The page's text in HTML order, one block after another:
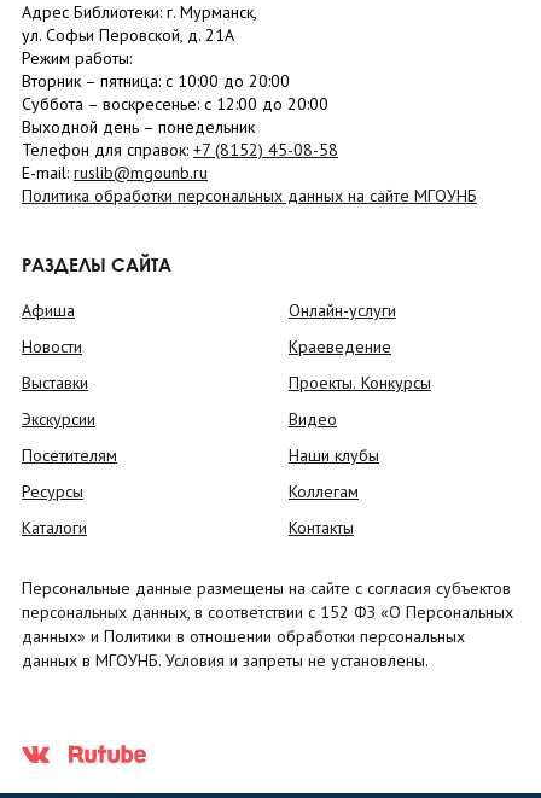
Адрес Библиотеки: г. Мурманск,
ул. Софьи Перовской, д. 21А
Режим работы:
Вторник – пятница: с 10:00 до 20:00
Суббота – воскресенье: c 12:00 до 20:00
Выходной день – понедельник
Телефон для справок: +7 (8152) 45-08-58
E-mail: ruslib@mgounb.ru
Политика обработки персональных данных на сайте МГОУНБ
РАЗДЕЛЫ САЙТА
Афиша
Новости
Выставки
Экскурсии
Посетителям
Ресурсы
Каталоги
Онлайн-услуги
Краеведение
Проекты. Конкурсы
Видео
Наши клубы
Коллегам
Контакты
Персональные данные размещены на сайте с согласия субъектов
персональных данных, в соответствии с 152 ФЗ «О Персональных
данных» и Политики в отношении обработки персональных
данных в МГОУНБ. Условия и запреты не установлены.